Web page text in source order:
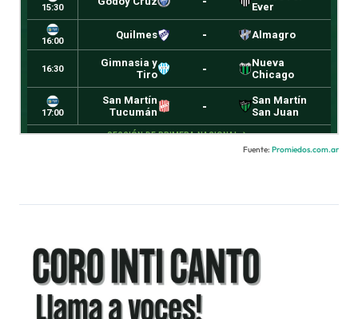
Fuente: Promiedos.com.ar